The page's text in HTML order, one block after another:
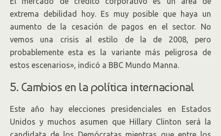
extrema debilidad hoy. Es muy posible que haya un
aumento de la cesación de pagos en el sector. No
vemos una crisis al estilo de la de 2008, pero
probablemente esta es la variante más peligrosa de
estos escenarios», indicó a BBC Mundo Manna.
5. Cambios en la política internacional
Este año hay elecciones presidenciales en Estados
Unidos y muchos asumen que Hillary Clinton será la